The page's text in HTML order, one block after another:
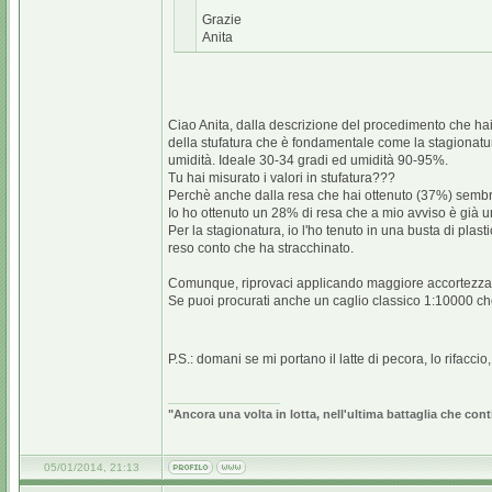
Grazie
Anita
Ciao Anita, dalla descrizione del procedimento che
della stufatura che è fondamentale come la
umidità. Ideale 30-34 gradi ed umidità 90-95%.
Tu hai misurato i valori in stufatura???
Perchè anche dalla resa che hai ottenuto (37%)
Io ho ottenuto un 28% di resa che a mio avviso è già
Per la stagionatura, io l'ho tenuto in una busta di
reso conto che ha stracchinato.
Comunque, riprovaci applicando maggiore
Se puoi procurati anche un caglio classico 1:10000
P.S.: domani se mi portano il latte di pecora, lo
"Ancora una volta in lotta, nell'ultima battaglia che
05/01/2014, 21:13